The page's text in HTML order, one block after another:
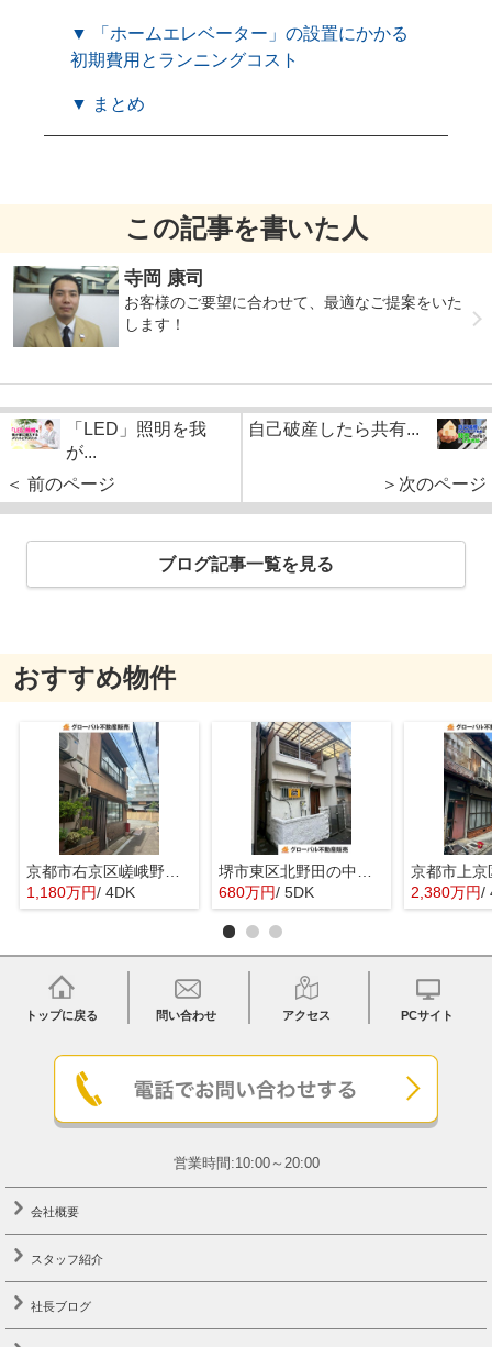
▼ 「ホームエレベーター」の設置にかかる
初期費用とランニングコスト
▼ まとめ
この記事を書いた人
寺岡 康司
お客様のご要望に合わせて、最適なご提案をいた
します！
「LED」照明を我
が...
＜ 前のページ
自己破産したら共有...
＞次のページ
ブログ記事一覧を見る
おすすめ物件
京都市右京区嵯峨野宮ノ元町の中古一戸建
1,180万円/ 4DK
680万円/ 5DK 2,380万円/
トップに戻る 問い合わせ アクセス PCサイト
営業時間:10:00～20:00
会社概要
スタッフ紹介
社長ブログ